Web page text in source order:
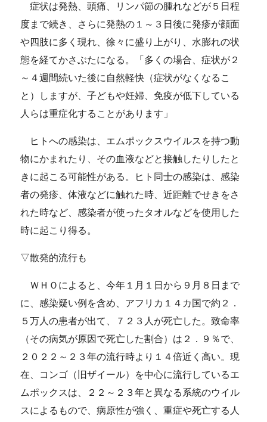
症状は発熱、頭痛、リンパ節の腫れなどが５日程
度まで続き、さらに発熱の１～３日後に発疹が顔面
や四肢に多く現れ、徐々に盛り上がり、水膨れの状
態を経てかさぶたになる。「多くの場合、症状が２
～４週間続いた後に自然軽快（症状がなくなるこ
と）しますが、子どもや妊婦、免疫が低下している
人らは重症化することがあります」
ヒトへの感染は、エムポックスウイルスを持つ動
物にかまれたり、その血液などと接触したりしたと
きに起こる可能性がある。ヒト同士の感染は、感染
者の発疹、体液などに触れた時、近距離でせきをさ
れた時など、感染者が使ったタオルなどを使用した
時に起こり得る。
▽散発的流行も
ＷＨＯによると、今年１月１日から９月８日まで
に、感染疑い例を含め、アフリカ１４カ国で約２．
５万人の患者が出て、７２３人が死亡した。致命率
（その病気が原因で死亡した割合）は２．９％で、
２０２２～２３年の流行時より１４倍近く高い。現
在、コンゴ（旧ザイール）を中心に流行しているエ
ムポックスは、２２～２３年と異なる系統のウイル
スによるもので、病原性が強く、重症や死亡する人